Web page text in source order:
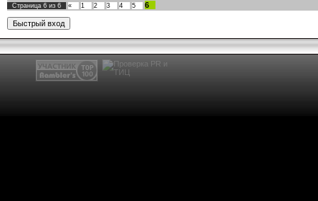
Страница 6 из 6 « 1 2 3 4 5 6